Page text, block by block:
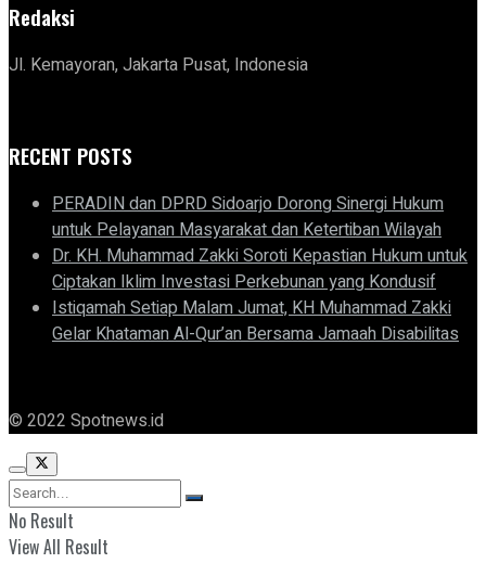
Redaksi
Jl. Kemayoran, Jakarta Pusat, Indonesia
RECENT POSTS
PERADIN dan DPRD Sidoarjo Dorong Sinergi Hukum
untuk Pelayanan Masyarakat dan Ketertiban Wilayah
Dr. KH. Muhammad Zakki Soroti Kepastian Hukum untuk
Ciptakan Iklim Investasi Perkebunan yang Kondusif
Istiqamah Setiap Malam Jumat, KH Muhammad Zakki
Gelar Khataman Al-Qur’an Bersama Jamaah Disabilitas
© 2022 Spotnews.id
No Result
View All Result